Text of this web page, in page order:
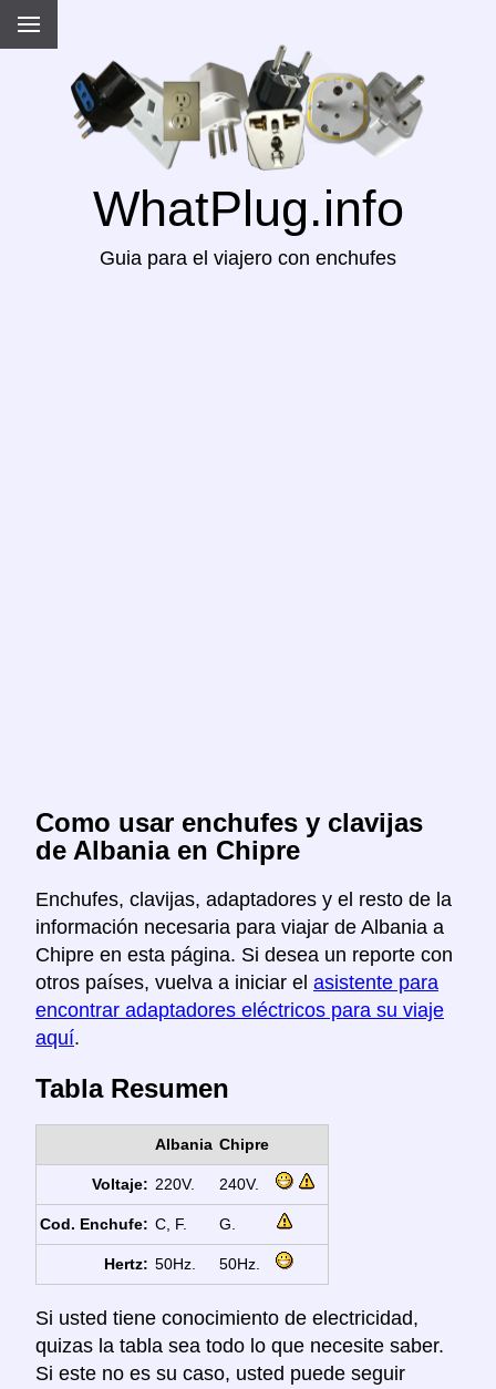
WhatPlug.info
Guia para el viajero con enchufes
Como usar enchufes y clavijas
de Albania en Chipre
Enchufes, clavijas, adaptadores y el resto de la
información necesaria para viajar de Albania a
Chipre en esta página. Si desea un reporte con
otros países, vuelva a iniciar el asistente para
encontrar adaptadores eléctricos para su viaje
aquí.
Tabla Resumen
Albania Chipre
Voltaje: 220V. 240V.
Cod. Enchufe: C, F. G.
Hertz: 50Hz. 50Hz.
Si usted tiene conocimiento de electricidad,
quizas la tabla sea todo lo que necesite saber.
Si este no es su caso, usted puede seguir